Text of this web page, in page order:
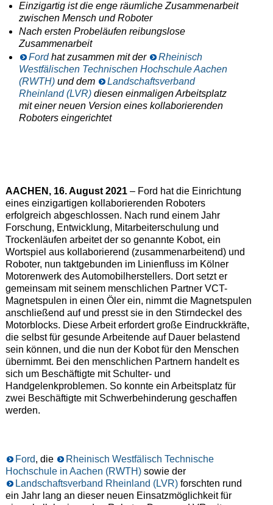
Einzigartig ist die enge räumliche Zusammenarbeit
zwischen Mensch und Roboter
Nach ersten Probeläufen reibungslose
Zusammenarbeit
Fordhat zusammen mit der
Rheinisch
Westfälischen Technischen Hochschule Aachen
(RWTH)und dem
Landschaftsverband
Rheinland (LVR)diesen einmaligen Arbeitsplatz
mit einer neuen Version eines kollaborierenden
Roboters eingerichtet
AACHEN, 16. August 2021– Ford hat die Einrichtung
eines einzigartigen kollaborierenden Roboters
erfolgreich abgeschlossen. Nach rund einem Jahr
Forschung, Entwicklung, Mitarbeiterschulung und
Trockenläufen arbeitet der so genannte Kobot, ein
Wortspiel aus kollaborierend (zusammenarbeitend) und
Roboter, nun taktgebunden im Linienfluss im Kölner
Motorenwerk des Automobilherstellers. Dort setzt er
gemeinsam mit seinem menschlichen Partner VCT-
Magnetspulen in einen Öler ein, nimmt die Magnetspulen
anschließend auf und presst sie in den Stirndeckel des
Motorblocks. Diese Arbeit erfordert große Eindruckkräfte,
die selbst für gesunde Arbeitende auf Dauer belastend
sein können, und die nun der Kobot für den Menschen
übernimmt. Bei den menschlichen Partnern handelt es
sich um Beschäftigte mit Schulter- und
Handgelenkproblemen. So konnte ein Arbeitsplatz für
zwei Beschäftigte mit Schwerbehinderung geschaffen
werden.
Ford, die
Rheinisch Westfälisch Technische
Hochschule in Aachen (RWTH)sowie der
Landschaftsverband Rheinland (LVR)forschten rund
ein Jahr lang an dieser neuen Einsatzmöglichkeit für